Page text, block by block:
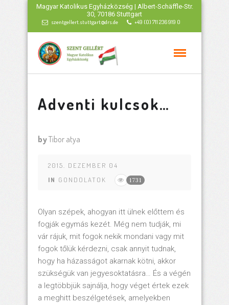
Magyar Katolikus Egyházközség | Albert-Schäffle-Str.
30, 70186 Stuttgart
szentgellert.stuttgart@drs.de +49 (0) 711 236 919 0
Adventi kulcsok…
byTibor atya
2015. DEZEMBER 04
IN GONDOLATOK 1731
Olyan szépek, ahogyan itt ülnek előttem és
fogják egymás kezét. Még nem tudják, mi
vár rájuk, mit fogok nekik mondani vagy mit
fogok tőlük kérdezni, csak annyit tudnak,
hogy ha házasságot akarnak kötni, akkor
szükségük van jegyesoktatásra… És a végén
a legtöbbjük sajnálja, hogy véget értek ezek
a meghitt beszélgetések, amelyekben